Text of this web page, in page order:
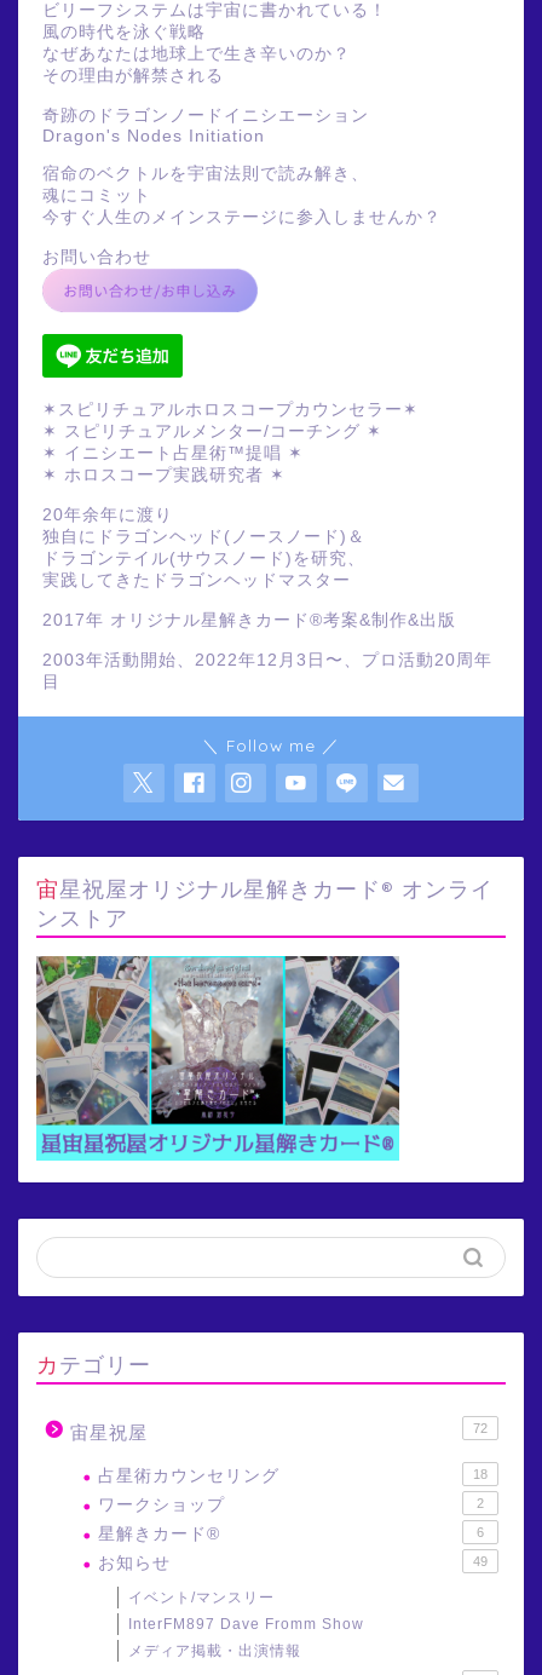
ビリーフシステムは宇宙に書かれている！
風の時代を泳ぐ戦略
なぜあなたは地球上で生き辛いのか？
その理由が解禁される
奇跡のドラゴンノードイニシエーション
Dragon's Nodes Initiation
宿命のベクトルを宇宙法則で読み解き、
魂にコミット
今すぐ人生のメインステージに参入しませんか？
お問い合わせ
✶スピリチュアルホロスコープカウンセラー✶
✶ スピリチュアルメンター/コーチング ✶
✶ イニシエート占星術™提唱 ✶
✶ ホロスコープ実践研究者 ✶
20年余年に渡り
独自にドラゴンヘッド(ノースノード)＆
ドラゴンテイル(サウスノード)を研究、
実践してきたドラゴンヘッドマスター
2017年 オリジナル星解きカード®️考案&制作&出版
2003年活動開始、2022年12月3日〜、プロ活動20周年
目
＼ Follow me ／
宙星祝屋オリジナル星解きカード® オンライ
ンストア
カテゴリー
宙星祝屋 72
占星術カウンセリング 18
ワークショップ 2
星解きカード® 6
お知らせ 49
イベント/マンスリー
InterFM897 Dave Fromm Show
メディア掲載・出演情報